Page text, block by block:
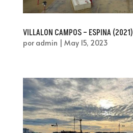
VILLALON CAMPOS – ESPINA (2021)
por admin | May 15, 2023